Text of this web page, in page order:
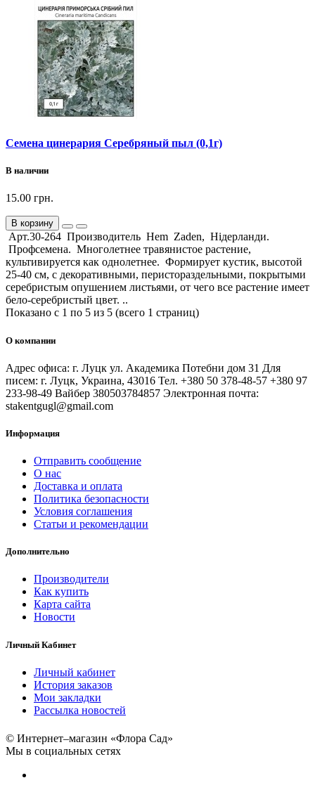
Семена цинерария Серебряный пыл (0,1г)
В наличии
15.00 грн.
В корзину
Арт.30-264 Производитель Hem Zaden, Нідерланди.
Профсемена. Многолетнее травянистое растение,
культивируется как однолетнее. Формирует кустик, высотой
25-40 см, с декоративными, перистораздельными, покрытыми
серебристым опушением листьями, от чего все растение имеет
бело-серебристый цвет. ..
Показано с 1 по 5 из 5 (всего 1 страниц)
О компании
Адрес офиса: г. Луцк ул. Академика Потебни дом 31 Для
писем: г. Луцк, Украина, 43016 Тел. +380 50 378-48-57 +380 97
233-98-49 Вайбер 380503784857 Электронная почта:
stakentgugl@gmail.com
Информация
Отправить сообщение
О нас
Доставка и оплата
Политика безопасности
Условия соглашения
Статьи и рекомендации
Дополнительно
Производители
Как купить
Карта сайта
Новости
Личный Кабинет
Личный кабинет
История заказов
Мои закладки
Рассылка новостей
© Интернет–магазин «Флора Сад»
Мы в социальных сетях